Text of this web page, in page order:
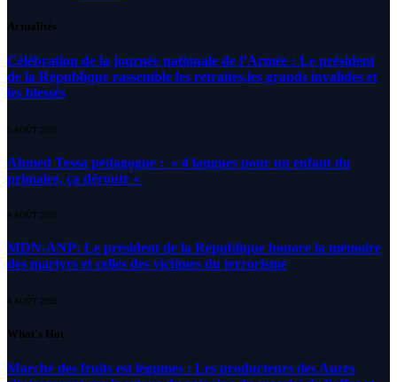
Actualités
Célébration de la journée nationale de l’Armée : Le président
de la République rassemble les retraités,les grands invalides et
les blessés
5 AOÛT 2026
Ahmed Tessa pédagogue : » 4 langues pour un enfant du
primaire, ça déroute «
4 AOÛT 2026
MDN-ANP: Le président de la République honore la mémoire
des martyrs et celles des victimes du terrorisme
4 AOÛT 2026
What's Hot
Marché des fruits est légumes : Les producteurs des Aures